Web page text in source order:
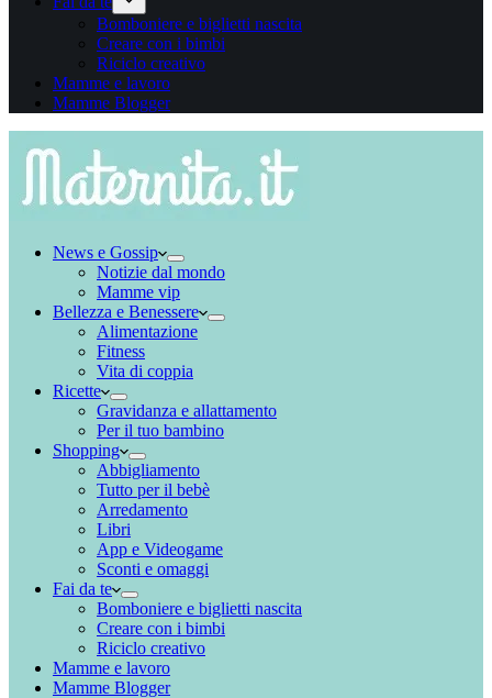
Bomboniere e biglietti nascita
Creare con i bimbi
Riciclo creativo
Mamme e lavoro
Mamme Blogger
News e Gossip
Notizie dal mondo
Mamme vip
Bellezza e Benessere
Alimentazione
Fitness
Vita di coppia
Ricette
Gravidanza e allattamento
Per il tuo bambino
Shopping
Abbigliamento
Tutto per il bebè
Arredamento
Libri
App e Videogame
Sconti e omaggi
Fai da te
Bomboniere e biglietti nascita
Creare con i bimbi
Riciclo creativo
Mamme e lavoro
Mamme Blogger